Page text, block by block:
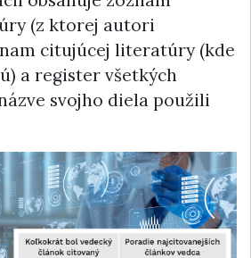
(z ktorej autori
citujúcej literatúry (kde
a register všetkých
svojho diela použili